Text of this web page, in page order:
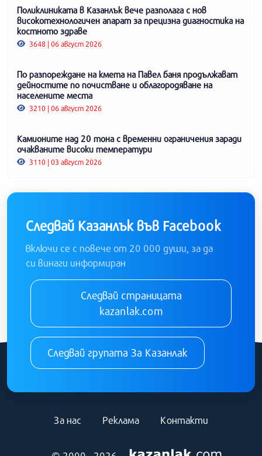
Поликлиниката в Казанлък вече разполага с нов
високотехнологичен апарат за прецизна диагностика на
костното здраве
3648 | 06 август 2026
По разпореждане на кмета на Павел баня продължават
дейностите по почистване и облагородяване на
населените места
3210 | 06 август 2026
Камионите над 20 тона с временни ограничения заради
очакваните високи температури
3110 | 03 август 2026
Следвай Казанлък във Facebook
Включи се с повече от 20 000 души, за да
си винаги информиран
Следвай страницата
kazanlak.com
Следвай групата За Казанлак
За нас Реклама Контакти